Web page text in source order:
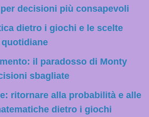
decisioni più consapevoli
dietro i giochi e le scelte
il paradosso di Monty
sbagliate
ritornare alla probabilità e alle
dietro i giochi